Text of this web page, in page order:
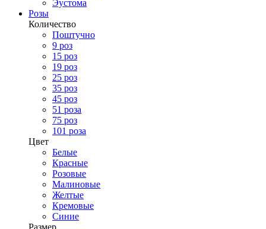
Эустома
Розы
Количество
Поштучно
9 роз
15 роз
19 роз
25 роз
35 роз
45 роз
51 роза
75 роз
101 роза
Цвет
Белые
Красные
Розовые
Малиновые
Желтые
Кремовые
Синие
Размер